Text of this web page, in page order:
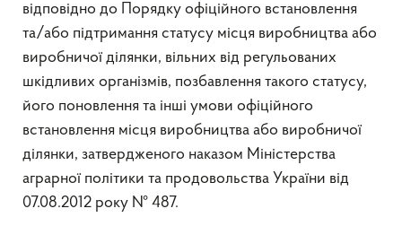
відповідно до Порядку офіційного встановлення
та/або підтримання статусу місця виробництва або
виробничої ділянки, вільних від регульованих
шкідливих організмів, позбавлення такого статусу,
його поновлення та інші умови офіційного
встановлення місця виробництва або виробничої
ділянки, затвердженого наказом Міністерства
аграрної політики та продовольства України від
07.08.2012 року № 487.